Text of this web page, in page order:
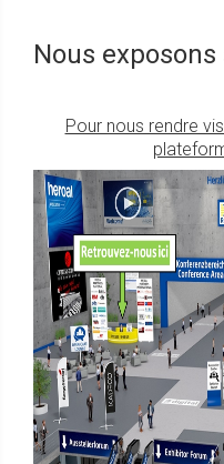
Nous
Pour nous rendre